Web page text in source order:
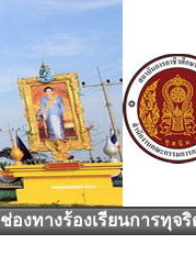
ช่องทางร้องเรียนการทุจ